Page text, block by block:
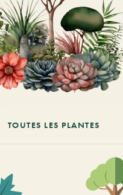
TOUTES LES PLANTES